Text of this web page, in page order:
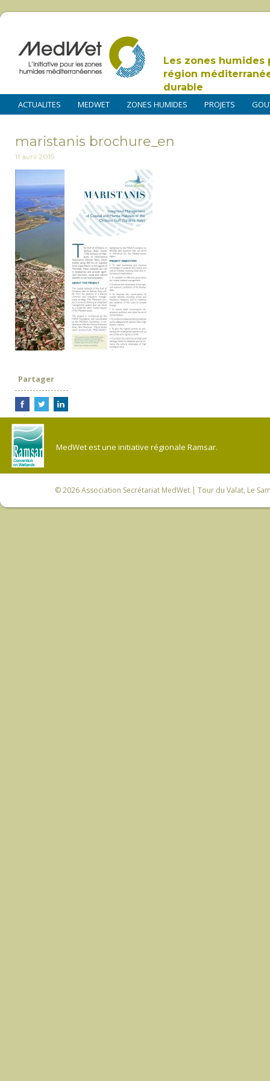
Les zones humides
région
durable
ACTUALITES MEDWET ZONES HUMIDES PROJETS
maristanis brochure_en
11 avril 2019
Partager
MedWet est une initiative régionale Ramsar.
© 2026Association Secrétariat MedWet | Tour du Valat, Le